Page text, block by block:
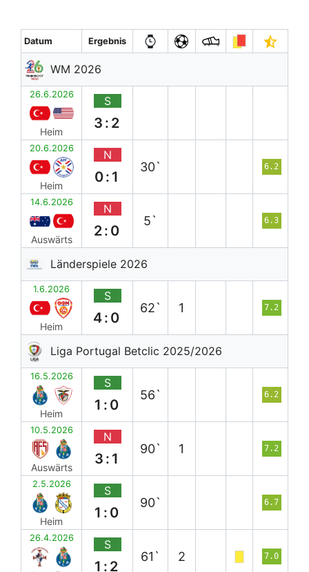
Datum Ergebnis
WM 2026
26.6.2026
Heim
S
3:2
20.6.2026
Heim
N
0:1
30` 6.2
14.6.2026
Auswärts
N
2:0
5` 6.3
Länderspiele 2026
1.6.2026
Heim
S
4:0
62` 1 7.2
Liga Portugal Betclic 2025/2026
16.5.2026
Heim
S
1:0
56` 6.2
10.5.2026
Auswärts
N
3:1
90` 1 7.2
2.5.2026
Heim
S
1:0
90` 6.7
26.4.2026 S
1:2
61` 2 7.0